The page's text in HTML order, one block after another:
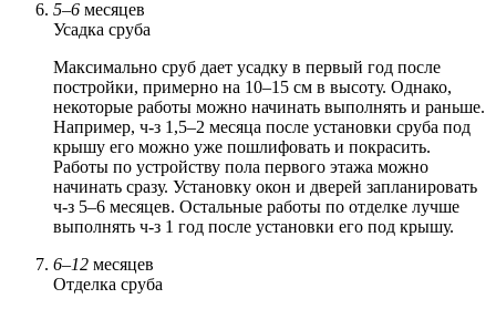
5–6 месяцев
Усадка сруба
Максимально сруб дает усадку в первый год после
постройки, примерно на 10–15 см в высоту. Однако,
некоторые работы можно начинать выполнять и раньше.
Например, ч‑з 1,5–2 месяца после установки сруба под
крышу его можно уже пошлифовать и покрасить.
Работы по устройству пола первого этажа можно
начинать сразу. Установку окон и дверей запланировать
ч‑з 5–6 месяцев. Остальные работы по отделке лучше
выполнять ч‑з 1 год после установки его под крышу.
6–12 месяцев
Отделка сруба